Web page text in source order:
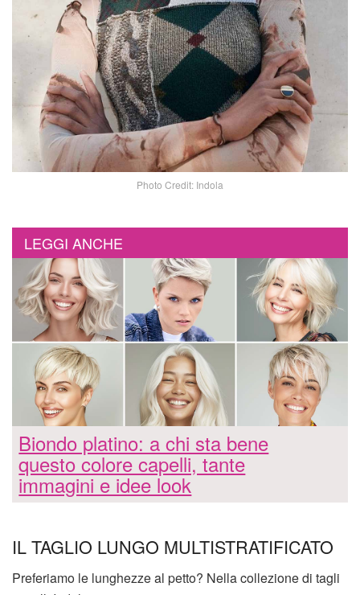
Photo Credit: Indola
LEGGI ANCHE
Biondo platino: a chi sta bene
questo colore capelli, tante
immagini e idee look
IL TAGLIO LUNGO MULTISTRATIFICATO
Preferiamo le lunghezze al petto? Nella collezione di tagli